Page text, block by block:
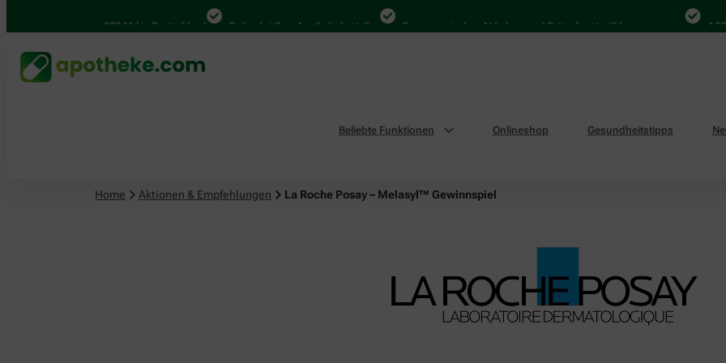
4.000 Mal in Deutschland Online bei Ihrer Apotheke bestellen Bequem zwischen Abholung und Botendienst wählen 4.000 Mal
Beliebte Funktionen Onlineshop Gesundheitstipps
Home Aktionen & Empfehlungen La Roche Posay – Melasyl™ Gewinnspiel